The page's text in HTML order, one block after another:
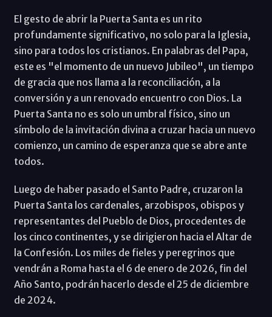
El gesto de abrir la Puerta Santa es un rito
profundamente significativo, no solo para la Iglesia,
sino para todos los cristianos. En palabras del Papa,
este es "el momento de un nuevo Jubileo", un tiempo
de gracia que nos llama a la reconciliación, a la
conversión y a un renovado encuentro con Dios. La
Puerta Santa no es solo un umbral físico, sino un
símbolo de la invitación divina a cruzar hacia un nuevo
comienzo, un camino de esperanza que se abre ante
todos.
Luego de haber pasado el Santo Padre, cruzaron la
Puerta Santa los cardenales, arzobispos, obispos y
representantes del Pueblo de Dios, procedentes de
los cinco continentes, y se dirigieron hacia el Altar de
la Confesión. Los miles de fieles y peregrinos que
vendrán a Roma hasta el 6 de enero de 2026, fin del
Año Santo, podrán hacerlo desde el 25 de diciembre
de 2024.